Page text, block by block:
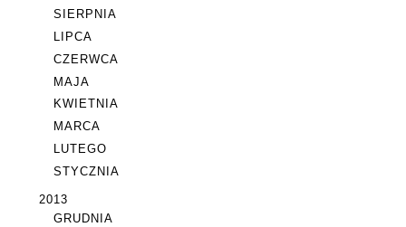
SIERPNIA
LIPCA
CZERWCA
MAJA
KWIETNIA
MARCA
LUTEGO
STYCZNIA
2013
GRUDNIA